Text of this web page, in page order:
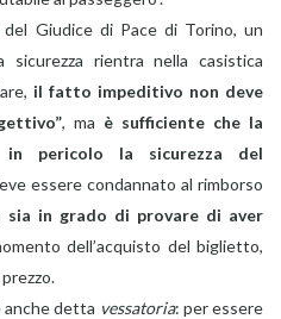
Giudice di Pace di Torino, un
rientra nella casistica
il fatto impeditivo non deve
, ma è sufficiente che la
in pericolo la sicurezza del
essere condannato al rimborso
sia in grado di provare di aver
dell’acquisto del biglietto,
anche detta vessatoria: per essere